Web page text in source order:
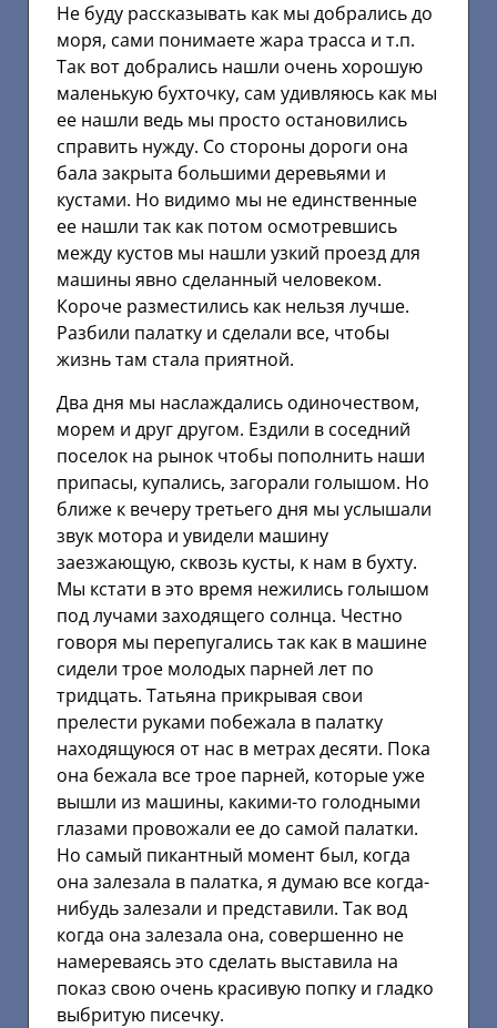
Не буду рассказывать как мы добрались до
моря, сами понимаете жара трасса и т.п.
Так вот добрались нашли очень хорошую
маленькую бухточку, сам удивляюсь как мы
ее нашли ведь мы просто остановились
справить нужду. Со стороны дороги она
бала закрыта большими деревьями и
кустами. Но видимо мы не единственные
ее нашли так как потом осмотревшись
между кустов мы нашли узкий проезд для
машины явно сделанный человеком.
Короче разместились как нельзя лучше.
Разбили палатку и сделали все, чтобы
жизнь там стала приятной.
Два дня мы наслаждались одиночеством,
морем и друг другом. Ездили в соседний
поселок на рынок чтобы пополнить наши
припасы, купались, загорали голышом. Но
ближе к вечеру третьего дня мы услышали
звук мотора и увидели машину
заезжающую, сквозь кусты, к нам в бухту.
Мы кстати в это время нежились голышом
под лучами заходящего солнца. Честно
говоря мы перепугались так как в машине
сидели трое молодых парней лет по
тридцать. Татьяна прикрывая свои
прелести руками побежала в палатку
находящуюся от нас в метрах десяти. Пока
она бежала все трое парней, которые уже
вышли из машины, какими-то голодными
глазами провожали ее до самой палатки.
Но самый пикантный момент был, когда
она залезала в палатка, я думаю все когда-
нибудь залезали и представили. Так вод
когда она залезала она, совершенно не
намереваясь это сделать выставила на
показ свою очень красивую попку и гладко
выбритую писечку.